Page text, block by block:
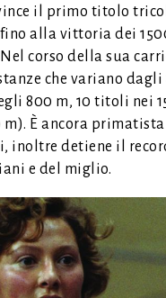
il primo titolo
alla vittoria dei
corso della sua
che variano dagli
800 m, 10 titoli nei
m). È ancora
inoltre detiene il
e del miglio.